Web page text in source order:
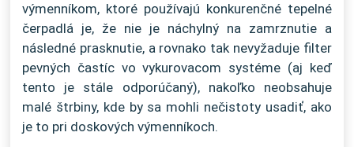
výmenníkom, ktoré používajú konkurenčné tepelné
čerpadlá je, že nie je náchylný na zamrznutie a
následné prasknutie, a rovnako tak nevyžaduje filter
pevných častíc vo vykurovacom systéme (aj keď
tento je stále odporúčaný), nakoľko neobsahuje
malé štrbiny, kde by sa mohli nečistoty usadiť, ako
je to pri doskových výmenníkoch.